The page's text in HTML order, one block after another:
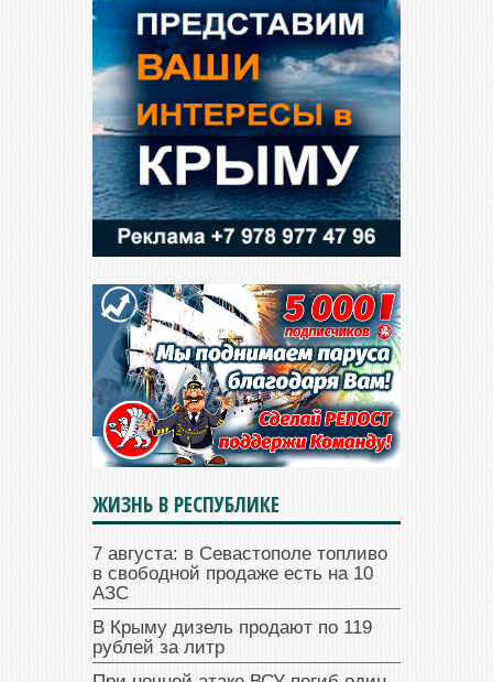
ЖИЗНЬ В РЕСПУБЛИКЕ
7 августа: в Севастополе топливо
в свободной продаже есть на 10
АЗС
В Крыму дизель продают по 119
рублей за литр